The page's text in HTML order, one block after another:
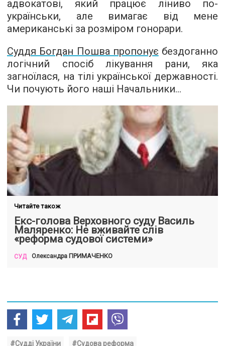
адвокатові, який працює ліниво по-
українськи, але вимагає від мене
американські за розміром гонорари.
Суддя Богдан Пошва пропонує бездоганно
логічний спосіб лікування рани, яка
загноїлася, на тілі української державності.
Чи почують його наші Начальники...
Читайте також
Екс-голова Верховного суду Василь
Маляренко: Не вживайте слів
«реформа судової системи»
СУД Олександра ПРИМАЧЕНКО
#Судді України #Судова реформа